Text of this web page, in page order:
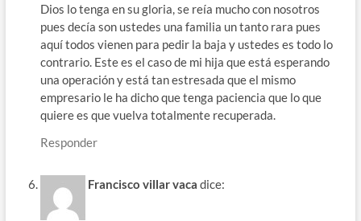
Dios lo tenga en su gloria, se reía mucho con nosotros
pues decía son ustedes una familia un tanto rara pues
aquí todos vienen para pedir la baja y ustedes es todo lo
contrario. Este es el caso de mi hija que está esperando
una operación y está tan estresada que el mismo
empresario le ha dicho que tenga paciencia que lo que
quiere es que vuelva totalmente recuperada.
Responder
Francisco villar vaca dice: